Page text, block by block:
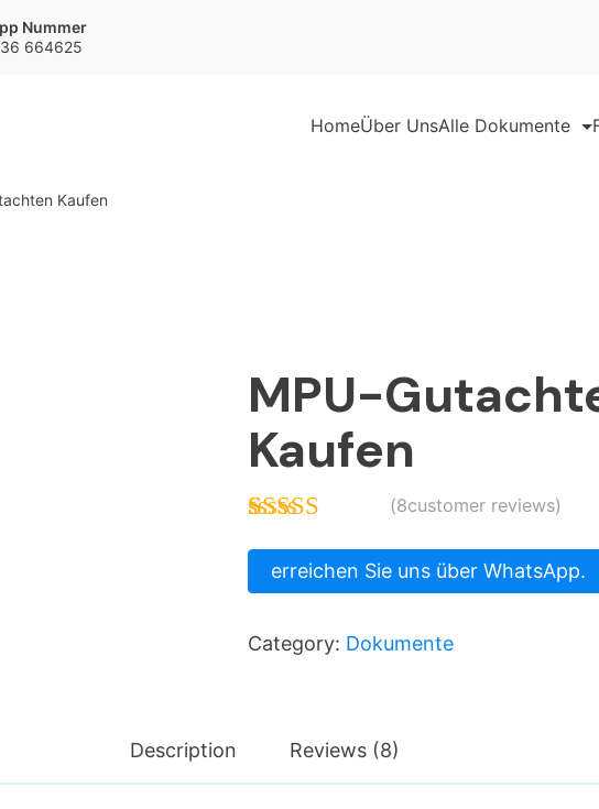
Nummer
664625
HomeÜber UnsAlle Dokumente
Kaufen
MPU-
Kaufen
Rated4.75
out of 5
based on
8
ratings
(8customer reviews)
erreichen Sie uns über WhatsApp.
Category: Dokumente
Description Reviews (8)